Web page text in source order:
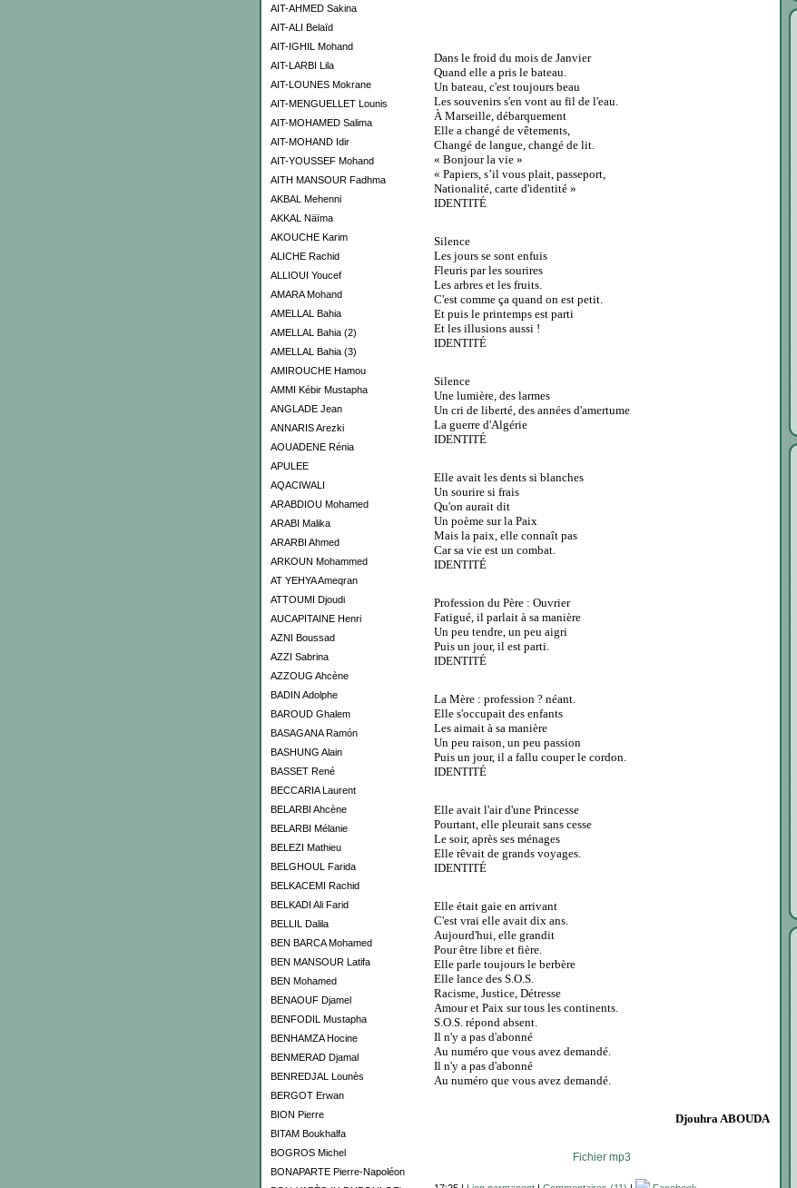
AIT-AHMED Sakina
AIT-ALI Belaïd
AIT-IGHIL Mohand
AIT-LARBI Lila
AIT-LOUNES Mokrane
AIT-MENGUELLET Lounis
AIT-MOHAMED Salima
AIT-MOHAND Idir
AIT-YOUSSEF Mohand
AITH MANSOUR Fadhma
AKBAL Mehenni
AKKAL Näïma
AKOUCHE Karim
ALICHE Rachid
ALLIOUI Youcef
AMARA Mohand
AMELLAL Bahia
AMELLAL Bahia (2)
AMELLAL Bahia (3)
AMIROUCHE Hamou
AMMI Kébir Mustapha
ANGLADE Jean
ANNARIS Arezki
AOUADENE Rénia
APULEE
AQACIWALI
ARABDIOU Mohamed
ARABI Malika
ARARBI Ahmed
ARKOUN Mohammed
AT YEHYA Ameqran
ATTOUMI Djoudi
AUCAPITAINE Henri
AZNI Boussad
AZZI Sabrina
AZZOUG Ahcène
BADIN Adolphe
BAROUD Ghalem
BASAGANA Ramón
BASHUNG Alain
BASSET René
BECCARIA Laurent
BELARBI Ahcène
BELARBI Mélanie
BELEZI Mathieu
BELGHOUL Farida
BELKACEMI Rachid
BELKADI Ali Farid
BELLIL Dalila
BEN BARCA Mohamed
BEN MANSOUR Latifa
BEN Mohamed
BENAOUF Djamel
BENFODIL Mustapha
BENHAMZA Hocine
BENMERAD Djamal
BENREDJAL Lounès
BERGOT Erwan
BION Pierre
BITAM Boukhalfa
BOGROS Michel
BONAPARTE Pierre-Napoléon
Dans le froid du mois de Janvier
Quand elle a pris le bateau.
Un bateau, c'est toujours beau
Les souvenirs s'en vont au fil de l'eau.
À Marseille, débarquement
Elle a changé de vêtements,
Changé de langue, changé de lit.
« Bonjour la vie »
« Papiers, s’il vous plait, passeport,
Nationalité, carte d'identité »
IDENTITÉ
Silence
Les jours se sont enfuis
Fleuris par les sourires
Les arbres et les fruits.
C'est comme ça quand on est petit.
Et puis le printemps est parti
Et les illusions aussi !
IDENTITÉ
Silence
Une lumière, des larmes
Un cri de liberté, des années d'amertume
La guerre d'Algérie
IDENTITÉ
Elle avait les dents si blanches
Un sourire si frais
Qu'on aurait dit
Un poème sur la Paix
Mais la paix, elle connaît pas
Car sa vie est un combat.
IDENTITÉ
Profession du Père : Ouvrier
Fatigué, il parlait à sa manière
Un peu tendre, un peu aigri
Puis un jour, il est parti.
IDENTITÉ
La Mère : profession ? néant.
Elle s'occupait des enfants
Les aimait à sa manière
Un peu raison, un peu passion
Puis un jour, il a fallu couper le cordon.
IDENTITÉ
Elle avait l'air d'une Princesse
Pourtant, elle pleurait sans cesse
Le soir, après ses ménages
Elle rêvait de grands voyages.
IDENTITÉ
Elle était gaie en arrivant
C'est vrai elle avait dix ans.
Aujourd'hui, elle grandit
Pour être libre et fière.
Elle parle toujours le berbère
Elle lance des S.O.S.
Racisme, Justice, Détresse
Amour et Paix sur tous les continents.
S.O.S. répond absent.
Il n'y a pas d'abonné
Au numéro que vous avez demandé.
Il n'y a pas d'abonné
Au numéro que vous avez demandé.
Djouhra ABOUDA
Fichier mp3